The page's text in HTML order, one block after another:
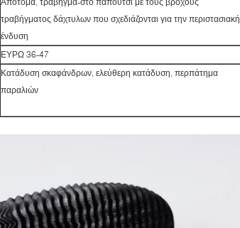
τραβήγματος δάχτυλων που σχεδιάζονται για την περιστασιακή
ένδυση
ΕΥΡΩ 36-47
Κατάδυση σκαφάνδρων, ελεύθερη κατάδυση, περπάτημα
παραλιών